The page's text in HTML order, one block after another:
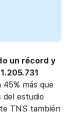
un récord y
más que
del estudio
TNS también